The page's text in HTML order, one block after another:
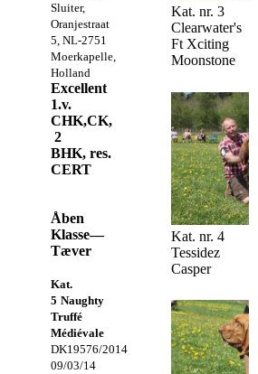
Sluiter,
Oranjestraat
5, NL-2751
Moerkapelle,
Holland
Excellent
1.v.
CHK,CK,
2
BHK, res.
CERT
Åben
Klasse—
Tæver
Kat.
5 Naughty
Truffé
Médiévale
DK19576/2014
09/03/14
Kat. nr. 3
Clearwater's
Ft Xciting
Moonstone
Kat. nr. 4
Tessidez
Casper